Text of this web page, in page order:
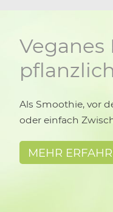
Veganes
Als Smoothie, vor
oder einfach
MEHR